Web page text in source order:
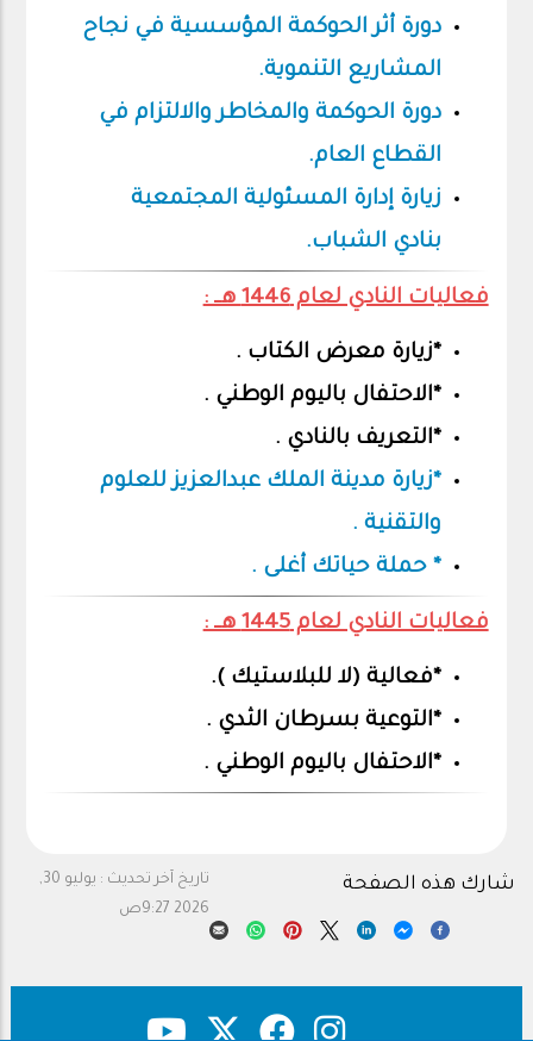
دورة أثر الحوكمة المؤسسية في نجاح
المشاريع التنموية.
دورة الحوكمة والمخاطر والالتزام في
القطاع العام.
زيارة إدارة المسئولية المجتمعية
بنادي الشباب.
فعاليات النادي لعام 1446 هــ :
*زيارة معرض الكتاب .
*الاحتفال باليوم الوطني .
*التعريف بالنادي .
*زيارة مدينة الملك عبدالعزيز للعلوم
والتقنية .
* حملة حياتك أغلى .
فعاليات النادي لعام 1445 هــ :
*فعالية (لا للبلاستيك ).
*التوعية بسرطان الثدي .
*الاحتفال باليوم الوطني .
تاريخ آخر تحديث :
يوليو 30,
2026 9:27ص
شارك هذه الصفحة